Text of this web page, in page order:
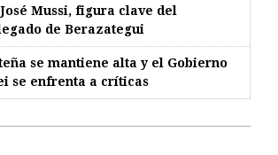
Mussi, figura clave del
de Berazategui
se mantiene alta y el Gobierno
se enfrenta a críticas